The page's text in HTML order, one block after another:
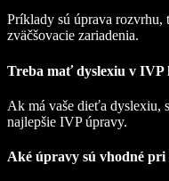
Príklady sú úprava rozvrhu,
zväčšovacie zariadenia.
Treba mať dyslexiu v IVP
Ak má vaše dieťa dyslexiu,
najlepšie IVP úpravy.
Aké úpravy sú vhodné pri